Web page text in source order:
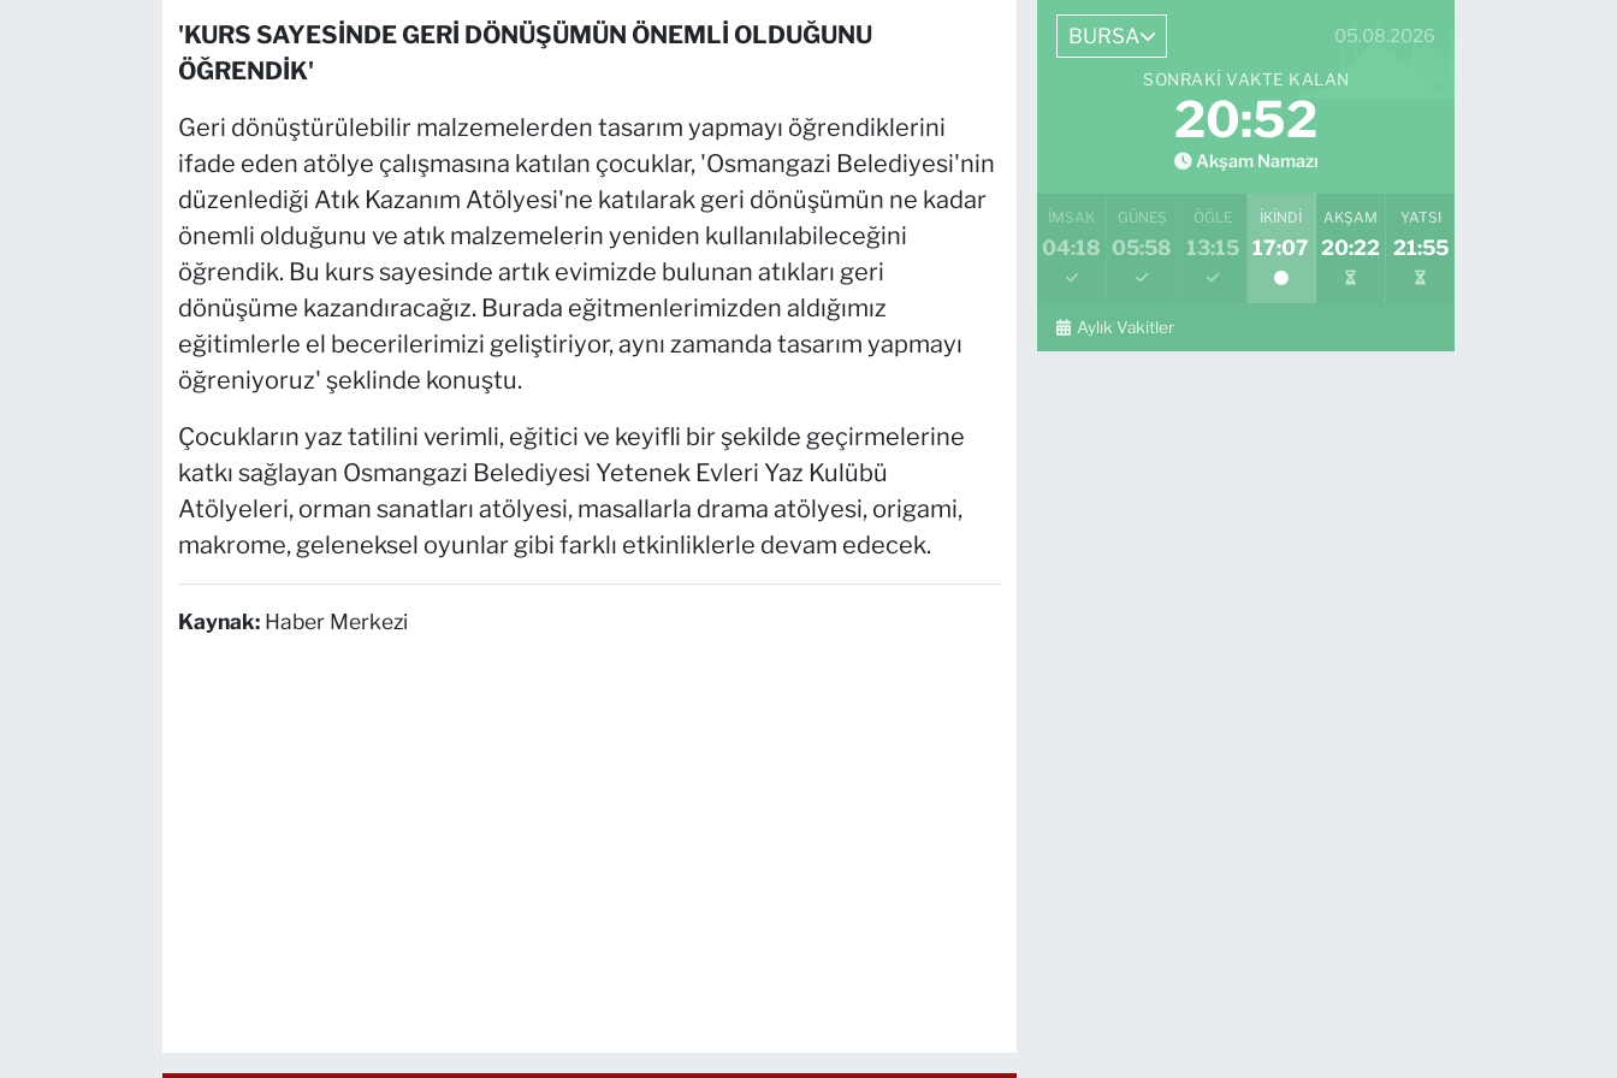
'KURS SAYESİNDE GERİ DÖNÜŞÜMÜN ÖNEMLİ OLDUĞUNU
ÖĞRENDİK'
Geri dönüştürülebilir malzemelerden tasarım yapmayı öğrendiklerini
ifade eden atölye çalışmasına katılan çocuklar, 'Osmangazi Belediyesi'nin
düzenlediği Atık Kazanım Atölyesi'ne katılarak geri dönüşümün ne kadar
önemli olduğunu ve atık malzemelerin yeniden kullanılabileceğini
öğrendik. Bu kurs sayesinde artık evimizde bulunan atıkları geri
dönüşüme kazandıracağız. Burada eğitmenlerimizden aldığımız
eğitimlerle el becerilerimizi geliştiriyor, aynı zamanda tasarım yapmayı
öğreniyoruz' şeklinde konuştu.
Çocukların yaz tatilini verimli, eğitici ve keyifli bir şekilde geçirmelerine
katkı sağlayan Osmangazi Belediyesi Yetenek Evleri Yaz Kulübü
Atölyeleri, orman sanatları atölyesi, masallarla drama atölyesi, origami,
makrome, geleneksel oyunlar gibi farklı etkinliklerle devam edecek.
Kaynak: Haber Merkezi
0 (552) 829 22 16
BURSA 05.08.2026
SONRAKI VAKTE KALAN
20:51
Akşam Namazı
İMSAK
04:18
GÜNEŞ
05:58
ÖĞLE
13:15
İKINDI
17:07
AKŞAM
20:22
YATSI
21:55
Aylık Vakitler